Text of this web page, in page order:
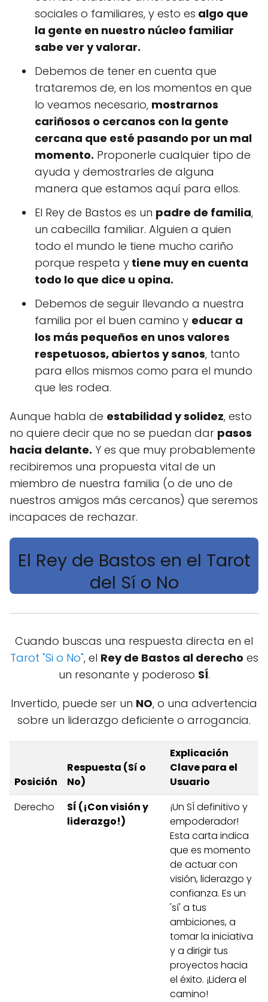
sociales o familiares, y esto es algo que
la gente en nuestro núcleo familiar
sabe ver y valorar.
Debemos de tener en cuenta que
trataremos de, en los momentos en que
lo veamos necesario, mostrarnos
cariñosos o cercanos con la gente
cercana que esté pasando por un mal
momento. Proponerle cualquier tipo de
ayuda y demostrarles de alguna
manera que estamos aquí para ellos.
El Rey de Bastos es un padre de familia,
un cabecilla familiar. Alguien a quien
todo el mundo le tiene mucho cariño
porque respeta y tiene muy en cuenta
todo lo que dice u opina.
Debemos de seguir llevando a nuestra
familia por el buen camino y educar a
los más pequeños en unos valores
respetuosos, abiertos y sanos, tanto
para ellos mismos como para el mundo
que les rodea.
Aunque habla de estabilidad y solidez, esto
no quiere decir que no se puedan dar pasos
hacia delante. Y es que muy probablemente
recibiremos una propuesta vital de un
miembro de nuestra familia (o de uno de
nuestros amigos más cercanos) que seremos
incapaces de rechazar.
El Rey de Bastos en el Tarot
del Sí o No
Cuando buscas una respuesta directa en el
Tarot "Si o No", el Rey de Bastos al derecho es
un resonante y poderoso SÍ.
Invertido, puede ser un NO, o una advertencia
sobre un liderazgo deficiente o arrogancia.
Posición
Respuesta (Sí o
No)
Explicación
Clave para el
Usuario
Derecho
SÍ (¡Con visión y
liderazgo!)
¡Un SÍ definitivo y
empoderador!
Esta carta indica
que es momento
de actuar con
visión, liderazgo y
confianza. Es un
'sí' a tus
ambiciones, a
tomar la iniciativa
y a dirigir tus
proyectos hacia
el éxito. ¡Lidera el
camino!